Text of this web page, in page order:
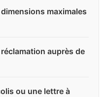
maximales
auprès de
ou une lettre à